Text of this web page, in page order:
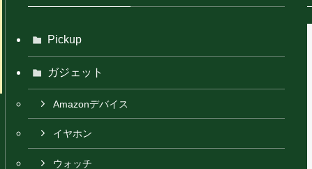
Pickup
ガジェット
Amazonデバイス
イヤホン
ウォッチ